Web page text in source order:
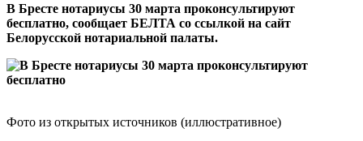
В Бресте нотариусы 30 марта проконсультируют
бесплатно, сообщает БЕЛТА со ссылкой на сайт
Белорусской нотариальной палаты.
Фото из открытых источников (иллюстративное)